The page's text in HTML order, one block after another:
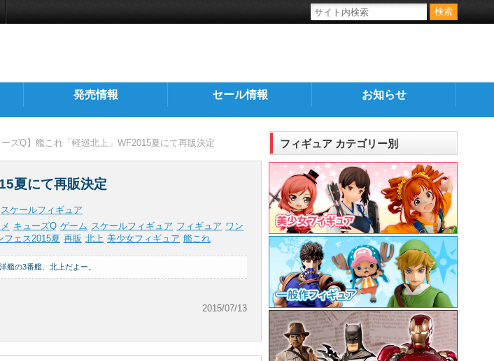
発売情報 セール情報 お知らせ
ズQ】艦これ「軽巡北上」WF2015夏にて再販決定
夏にて再販決定
スケールフィギュア
キューズQ ゲーム スケールフィギュア フィギュア ワン
フェス2015夏 再販 北上 美少女フィギュア 艦これ
2015/07/13
艦の3番艦、北上だよー。
フィギュア カテゴリー別